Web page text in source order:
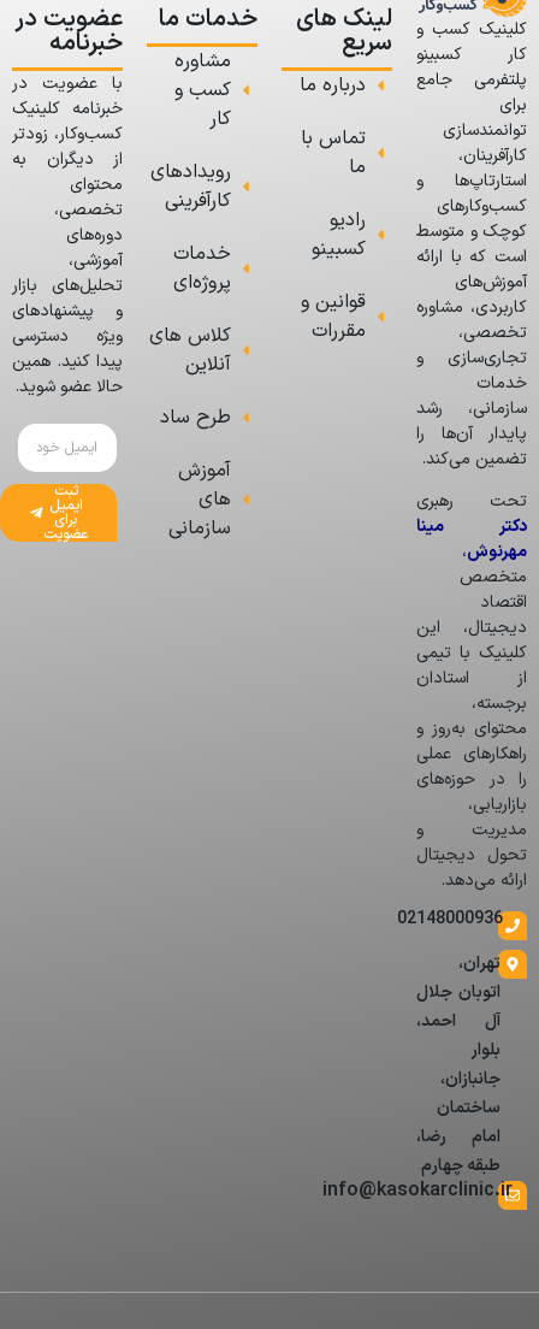
کلینیک کسب و
کار کسبینو
پلتفرمی جامع
برای
توانمندسازی
کارآفرینان،
استارتاپ‌ها و
کسب‌وکارهای
کوچک و متوسط
است که با ارائه
آموزش‌های
کاربردی، مشاوره
تخصصی،
تجاری‌سازی و
خدمات
سازمانی، رشد
پایدار آن‌ها را
تضمین می‌کند.
تحت رهبری
دکتر مینا
مهرنوش،
متخصص
اقتصاد
دیجیتال، این
کلینیک با تیمی
از استادان
برجسته،
محتوای به‌روز و
راهکارهای عملی
را در حوزه‌های
بازاریابی،
مدیریت و
تحول دیجیتال
ارائه می‌دهد.
02148000936
تهران،
اتوبان جلال
آل احمد،
بلوار
جانبازان،
ساختمان
امام رضا،
طبقه چهارم
info@kasokarclinic.ir
لینک های
سریع
درباره ما
تماس با
ما
رادیو
کسبینو
قوانین و
مقررات
خدمات ما
مشاوره
کسب و
کار
رویدادهای
کارآفرینی
خدمات
پروژه‌ای
کلاس های
آنلاین
طرح ساد
آموزش
های
سازمانی
عضویت در
خبرنامه
با عضویت در
خبرنامه کلینیک
کسب‌وکار، زودتر
از دیگران به
محتوای
تخصصی،
دوره‌های
آموزشی،
تحلیل‌های بازار
و پیشنهادهای
ویژه دسترسی
پیدا کنید. همین
حالا عضو شوید.
ثبت
ایمیل
برای
عضویت